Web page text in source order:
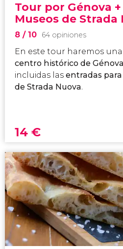
Tour por Génova
Museos de Strada
8 / 10 64 opiniones
En este tour haremos una
centro histórico de Génova
incluidas las entradas
de Strada Nuova.
14 €